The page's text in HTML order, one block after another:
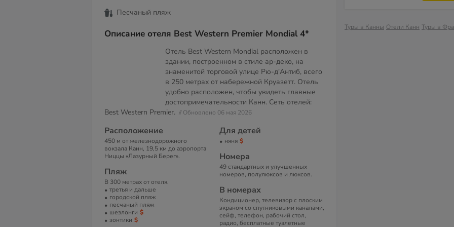
Песчаный пляж
Описание отеля Best Western Premier Mondial 4*
Отель Best Western Mondial расположен в
здании, построенном в стиле ар-деко, на
знаменитой торговой улице Рю-д'Антиб, всего
в 250 метрах от набережной Круазетт. Отель
удобно расположен, чтобы увидеть главные
достопримечательности Канн. Сеть отелей:
Best Western Premier. // Обновлено 06 мая 2026
Расположение
450 м от железнодорожного
вокзала Канн, 19,5 км до аэропорта
Ниццы «Лазурный Берег».
Пляж
В 300 метрах от отеля.
третья и дальше
городской пляж
песчаный пляж
шезлонги
зонтики
Для детей
няня
Номера
49 стандартных и улучшенных
номеров, полулюксов и люксов.
В номерах
Кондиционер, телевизор с плоским
экраном со спутниковыми каналами,
сейф, телефон, рабочий стол,
радио, бесплатные туалетные
Туры в Канны Отели Канн Туры в